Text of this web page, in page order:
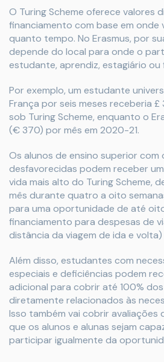
O Turing Scheme oferece valores
financiamento com base em onde
quanto tempo. No Erasmus, por
depende do local para onde o
estudante, aprendiz, estagiário ou
Por exemplo, um estudante
França por seis meses receberia
sob Turing Scheme, enquanto o
(€ 370) por mês em 2020-21.
Os alunos de ensino superior com
desfavorecidas podem receber
vida mais alto do Turing Scheme,
mês durante quatro a oito
para uma oportunidade de até
financiamento para despesas de
distância da viagem de ida e volta)
Além disso, estudantes com
especiais e deficiências podem
adicional para cobrir até 100%
diretamente relacionados às
Isso também vai cobrir avaliações
que os alunos e alunas sejam
participar igualmente da